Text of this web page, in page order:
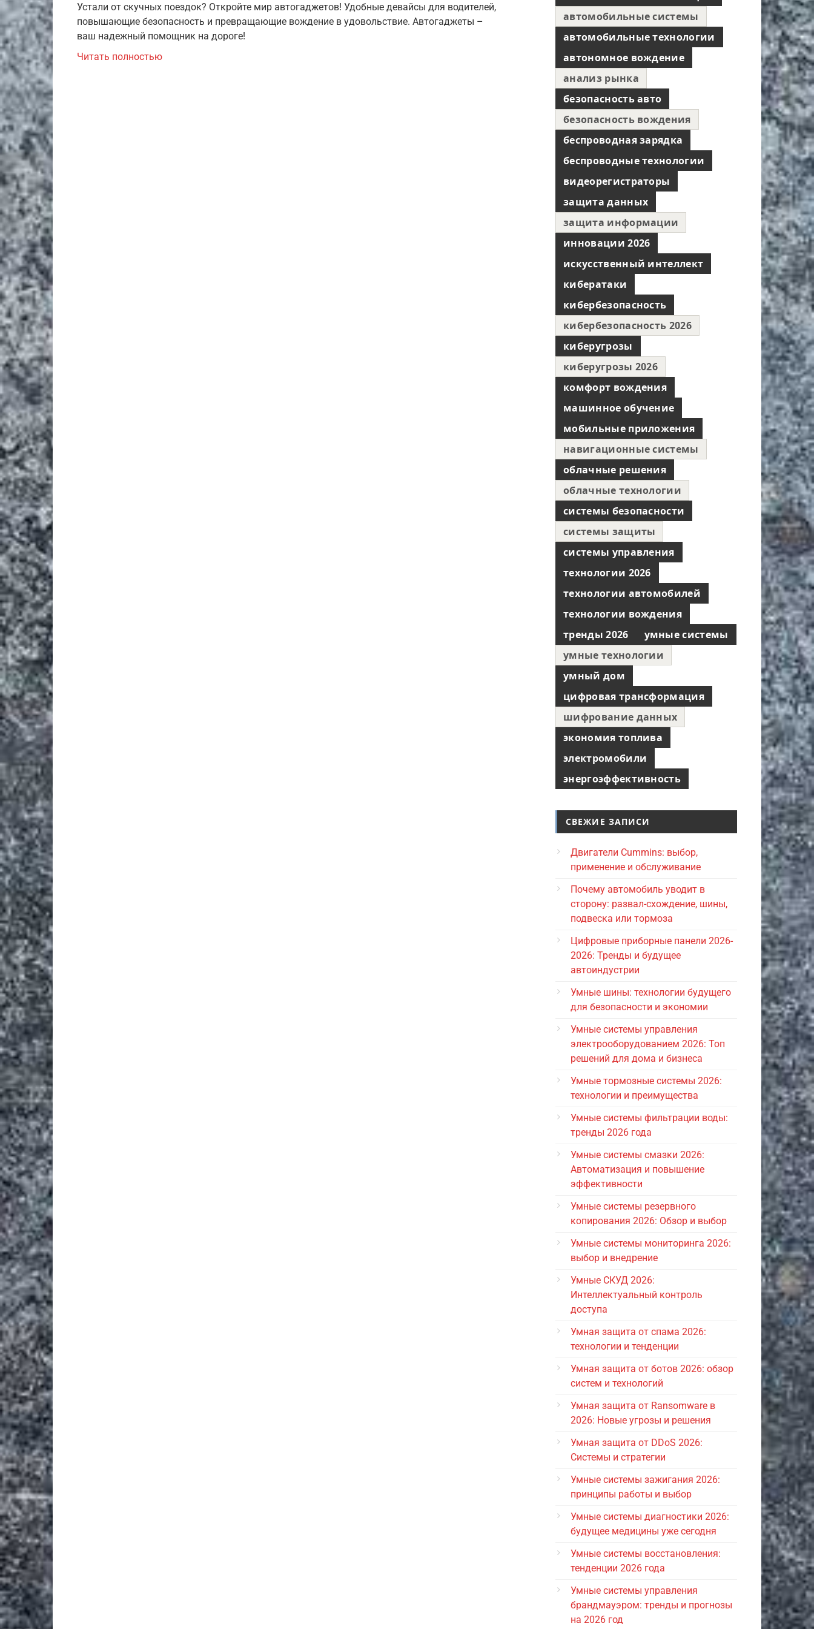
Устали от скучных поездок? Откройте мир автогаджетов! Удобные девайсы для водителей,
повышающие безопасность и превращающие вождение в удовольствие. Автогаджеты –
ваш надежный помощник на дороге!
Читать полностью
автомобильные системы
автомобильные технологии
автономное вождение
анализ рынка
безопасность авто
безопасность вождения
беспроводная зарядка
беспроводные технологии
видеорегистраторы
защита данных
защита информации
инновации 2026
искусственный интеллект
кибератаки
кибербезопасность
кибербезопасность 2026
киберугрозы
киберугрозы 2026
комфорт вождения
машинное обучение
мобильные приложения
навигационные системы
облачные решения
облачные технологии
системы безопасности
системы защиты
системы управления
технологии 2026
технологии автомобилей
технологии вождения
тренды 2026
умные системы
умные технологии
умный дом
цифровая трансформация
шифрование данных
экономия топлива
электромобили
энергоэффективность
СВЕЖИЕ ЗАПИСИ
Двигатели Cummins: выбор,
применение и обслуживание
Почему автомобиль уводит в
сторону: развал-схождение, шины,
подвеска или тормоза
Цифровые приборные панели 2026-
2026: Тренды и будущее
автоиндустрии
Умные шины: технологии будущего
для безопасности и экономии
Умные системы управления
электрооборудованием 2026: Топ
решений для дома и бизнеса
Умные тормозные системы 2026:
технологии и преимущества
Умные системы фильтрации воды:
тренды 2026 года
Умные системы смазки 2026:
Автоматизация и повышение
эффективности
Умные системы резервного
копирования 2026: Обзор и выбор
Умные системы мониторинга 2026:
выбор и внедрение
Умные СКУД 2026:
Интеллектуальный контроль
доступа
Умная защита от спама 2026:
технологии и тенденции
Умная защита от ботов 2026: обзор
систем и технологий
Умная защита от Ransomware в
2026: Новые угрозы и решения
Умная защита от DDoS 2026:
Системы и стратегии
Умные системы зажигания 2026:
принципы работы и выбор
Умные системы диагностики 2026:
будущее медицины уже сегодня
Умные системы восстановления:
тенденции 2026 года
Умные системы управления
брандмауэром: тренды и прогнозы
на 2026 год